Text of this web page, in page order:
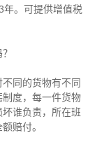
年。可提供增值税
同的货物有不同
度，每一件货物
谁负责，所在班
赔付。